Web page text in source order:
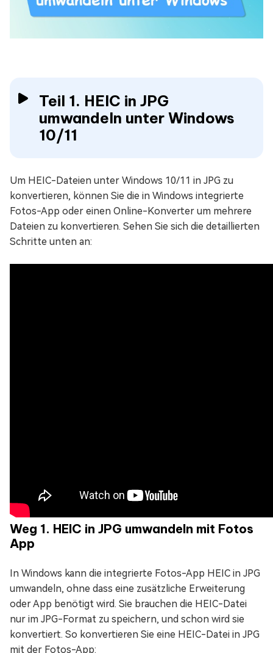
Teil 1. HEIC in JPG
umwandeln unter Windows
10/11
Um HEIC-Dateien unter Windows 10/11 in JPG zu
konvertieren, können Sie die in Windows integrierte
Fotos-App oder einen Online-Konverter um mehrere
Dateien zu konvertieren. Sehen Sie sich die detaillierten
Schritte unten an:
Weg 1. HEIC in JPG umwandeln mit Fotos
App
In Windows kann die integrierte Fotos-App HEIC in JPG
umwandeln, ohne dass eine zusätzliche Erweiterung
oder App benötigt wird. Sie brauchen die HEIC-Datei
nur im JPG-Format zu speichern, und schon wird sie
konvertiert. So konvertieren Sie eine HEIC-Datei in JPG
mit der Fotos-App: